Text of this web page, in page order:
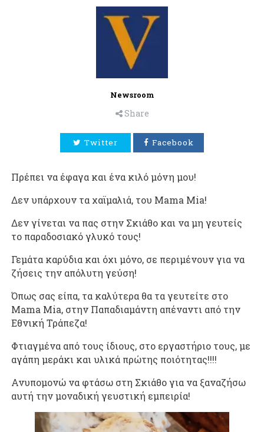
Newsroom
Share
Twitter Facebook
Πρέπει να έφαγα και ένα κιλό μόνη μου!
Δεν υπάρχουν τα χαϊμαλιά, του Mama Mia!
Δεν γίνεται να πας στην Σκιάθο και να μη γευτείς
το παραδοσιακό γλυκό τους!
Γεμάτα καρύδια και όχι μόνο, σε περιμένουν για να
ζήσεις την απόλυτη γεύση!
Όπως σας είπα, τα καλύτερα θα τα γευτείτε στο
Mama Mia, στην Παπαδιαμάντη απέναντι από την
Εθνική Τράπεζα!
Φτιαγμένα από τους ίδιους, στο εργαστήριο τους, με
αγάπη μεράκι και υλικά πρώτης ποιότητας!!!!
Ανυπομονώ να φτάσω στη Σκιάθο για να ξαναζήσω
αυτή την μοναδική γευστική εμπειρία!